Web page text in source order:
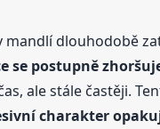
mandlí dlouhodobě
se postupně
ale stále častěji.
charakter